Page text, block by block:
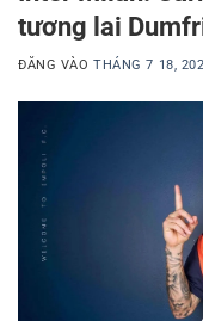
tương lai
ĐĂNG VÀOTHÁNG 7 18,